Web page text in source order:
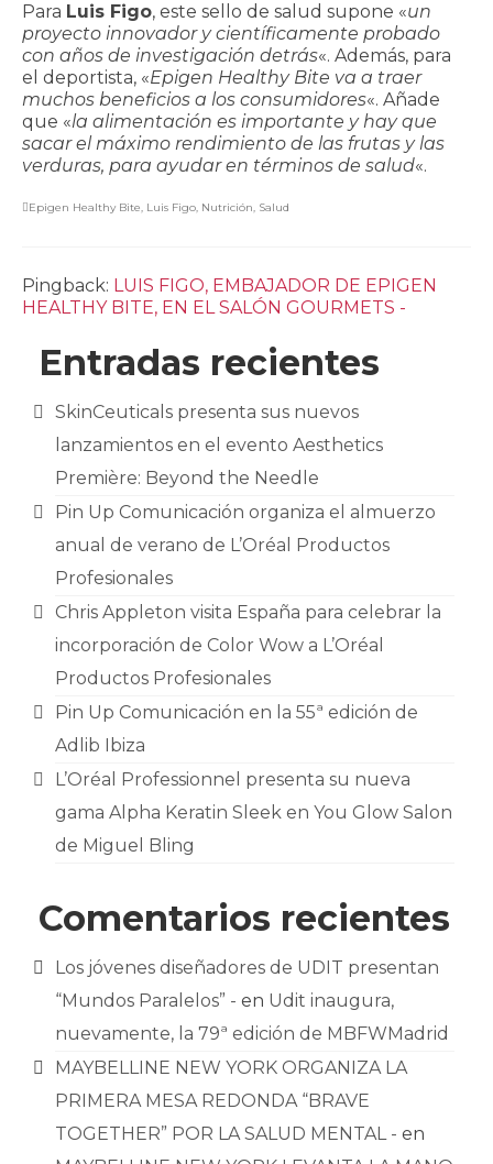
Para Luis Figo, este sello de salud supone «un
proyecto innovador y científicamente probado
con años de investigación detrás«. Además, para
el deportista, «Epigen Healthy Bite va a traer
muchos beneficios a los consumidores«. Añade
que «la alimentación es importante y hay que
sacar el máximo rendimiento de las frutas y las
verduras, para ayudar en términos de salud«.
Epigen Healthy Bite, Luis Figo, Nutrición, Salud
Pingback: LUIS FIGO, EMBAJADOR DE EPIGEN
HEALTHY BITE, EN EL SALÓN GOURMETS -
Entradas recientes
SkinCeuticals presenta sus nuevos
lanzamientos en el evento Aesthetics
Première: Beyond the Needle
Pin Up Comunicación organiza el almuerzo
anual de verano de L’Oréal Productos
Profesionales
Chris Appleton visita España para celebrar la
incorporación de Color Wow a L’Oréal
Productos Profesionales
Pin Up Comunicación en la 55ª edición de
Adlib Ibiza
L’Oréal Professionnel presenta su nueva
gama Alpha Keratin Sleek en You Glow Salon
de Miguel Bling
Comentarios recientes
Los jóvenes diseñadores de UDIT presentan
“Mundos Paralelos” - en Udit inaugura,
nuevamente, la 79ª edición de MBFWMadrid
MAYBELLINE NEW YORK ORGANIZA LA
PRIMERA MESA REDONDA “BRAVE
TOGETHER” POR LA SALUD MENTAL - en